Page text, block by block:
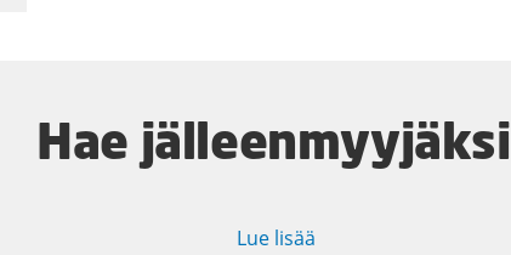
Hae jälleenmyyjäksi
Lue lisää